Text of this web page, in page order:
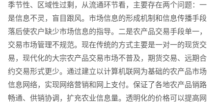
季节性、区域性过剩，从流通环节看，主要存在两个问题：一
是信息不灵，盲目跟风。市场信息的形成机制和信息传播手段
落后使农户缺少市场信息的指导。二是农产品交易手段单一，
交易市场管理不规范。现在传统的方式主要是一对一的现货交
易，现代化的大宗农产品交易市场不普及，期货交易、远期合
约交易形式更少。通过建立以计算机联网为基础的农产品市场
信息网络，实现网络营销和网上支付。保证了各地农产品销路
畅通、供销协调，扩充农业信息量。透明化的价格可以提高网
创意品牌型网站 · 标准企业官网建设 · 外贸网